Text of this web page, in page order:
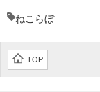
ねこらぼ
TOP